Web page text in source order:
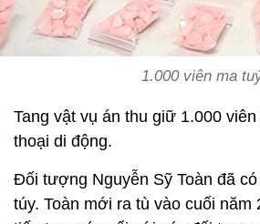
1.000 viên ma
Tang vật vụ án thu giữ 1.000
thoại di động.
Đối tượng Nguyễn Sỹ Toàn đã
túy. Toàn mới ra tù vào cuối năm